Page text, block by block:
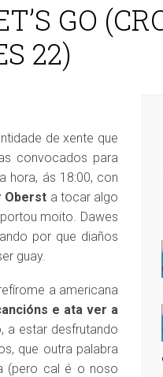
GO
22)
de xente que
convocados para
hora, ás 18:00, con
Oberst a tocar algo
moito. Dawes
por que diaños
guay.
a americana
e ata ver a
a estar desfrutando
que outra palabra
(pero cal é o noso